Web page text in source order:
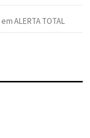
ALERTA TOTAL